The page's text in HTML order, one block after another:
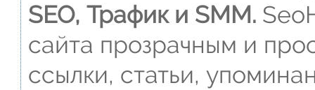
SEO, Трафик и SMM.
сайта прозрачным и
ссылки, статьи,